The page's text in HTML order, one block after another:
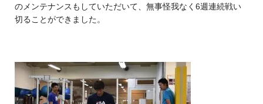
のメンテナンスもしていただいて、無事怪我なく6週連続戦い
切ることができました。